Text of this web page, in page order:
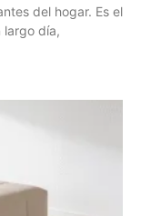
del hogar. Es el
largo día,